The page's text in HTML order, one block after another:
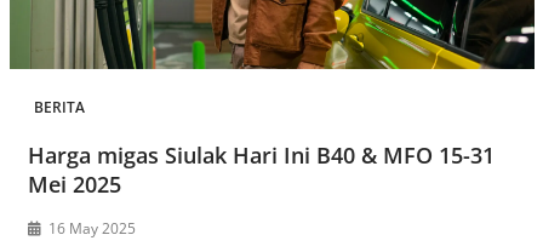
BERITA
Harga migas Siulak Hari Ini B40 & MFO 15-31
Mei 2025
16 May 2025